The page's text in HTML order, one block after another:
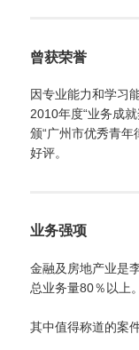
曾获荣誉
因专业能力和学习
2010年度“业务成
颁“广州市优秀青
好评。
业务强项
金融及房地产业是
总业务量80％以上。
其中值得称道的案